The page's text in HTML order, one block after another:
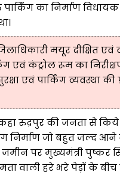
का निर्माण विधायक
मयूर दीक्षित
एवं कंट्रोल रूम का
एवं पार्किंग व्यवस्था
रुद्रपुर की जनता से
निर्माण जो बहुत जल्द
जमीन पर मुख्यमंत्री पुष्कर
वाली हरे भरे पेड़ों के बीच